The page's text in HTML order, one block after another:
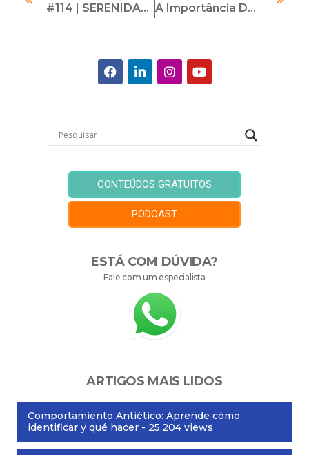
#114 | SERENIDADE PARA QUEM TEM ANSIEDADE | Com Dr. Shira A Importância Do Compliance Trabalhista No Tratamento De Canais De Denúncia
CONTEÚDOS GRATUITOS
PODCAST
ESTÁ COM DÚVIDA?
Fale com um especialista
ARTIGOS MAIS LIDOS
Comportamiento Antiético: Aprende cómo
identificar y qué hacer - 25.204 views